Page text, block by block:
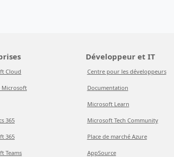
Cloud
Microsoft
365
365
Teams
Développeur et IT
Centre pour les développeurs
Documentation
Microsoft Learn
Microsoft Tech Community
Place de marché Azure
AppSource